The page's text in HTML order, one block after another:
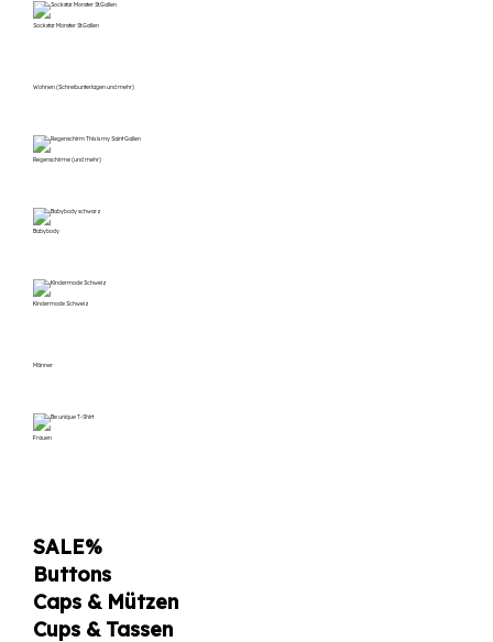
Sockstar Monster St.Gallen
Wohnen (Schreibunterlagen und mehr)
Regenschirme (und mehr)
Babybody
Kindermode Schweiz
Männer
Frauen
SALE%
Buttons
Caps & Mützen
Cups & Tassen